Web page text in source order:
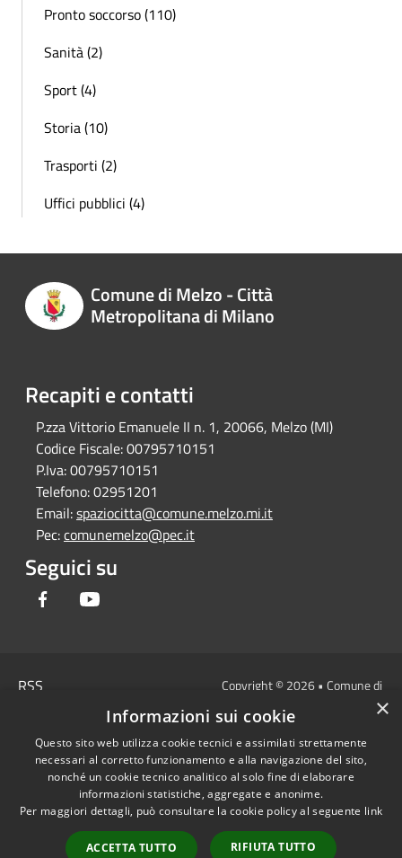
Pronto soccorso (110)
Sanità (2)
Sport (4)
Storia (10)
Trasporti (2)
Uffici pubblici (4)
Comune di Melzo - Città
Metropolitana di Milano
Recapiti e contatti
P.zza Vittorio Emanuele II n. 1, 20066, Melzo (MI)
Codice Fiscale:00795710151
P.Iva:00795710151
Telefono:02951201
Email:spaziocitta@comune.melzo.mi.it
Pec:comunemelzo@pec.it
Seguici su
Facebook
RSS
Cookie
Mappa del sito
Area Interna
Dichiarazione di
accessibilità e/o
Copyright © 2026 • Comune di
Melzo - Città Metropolitana di
Milano • Powered by
Municipium•Accesso
redazione
×
Informazioni sui cookie
Questo sito web utilizza cookie tecnici e assimilati strettamente
necessari al corretto funzionamento e alla navigazione del sito,
nonché un cookie tecnico analitico al solo fine di elaborare
informazioni statistiche, aggregate e anonime.
Per maggiori dettagli, può consultare la cookie policy al seguente link
ACCETTA TUTTO RIFIUTA TUTTO